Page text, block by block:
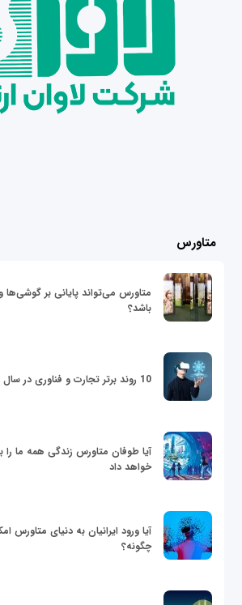
متاورس
متاورس می‌تواند پایانی بر
باشد؟
10 روند برتر تجارت و فناوری در سال 2022
آیا طوفان متاورس زندگی همه ما را
خواهد داد
آیا ورود ایرانیان به دنیای متاورس
چگونه؟